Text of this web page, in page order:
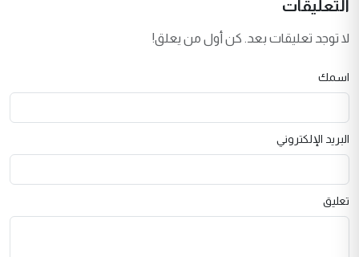
التعليقات
لا توجد تعليقات بعد. كن أول من يعلق!
اسمك
البريد الإلكتروني
تعليق